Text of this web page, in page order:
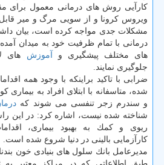
كارآیی روش های درمانی معمول برای
ویروس كرونا و از سویی مرگ و میر قابل
مشكلات جدی مواجه كرده است، بیان
درمانی با تمام ظرفیت خود به میدان
های مختلف پیشگیری و آموزش های
جلوگیری نمایند.
ضرابی با تاكید براینكه با وجود همه
و سندرم زجر تنفسی می شوند كه
شناخته شده نیست، اشاره كرد: در این
ریوی و كمك به بهبود بیماری،
كارآزمایی بالینی در دنیا شروع شده است.
مدیرعامل بانك سلول های بنیادی خون